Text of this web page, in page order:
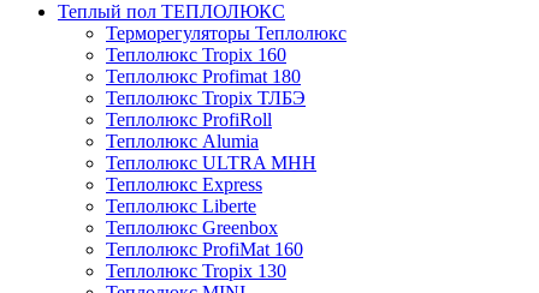
Теплый пол ТЕПЛОЛЮКС
Терморегуляторы Теплолюкс
Теплолюкс Tropix 160
Теплолюкс Profimat 180
Теплолюкс Tropix ТЛБЭ
Теплолюкс ProfiRoll
Теплолюкс Alumia
Теплолюкс ULTRA МНН
Теплолюкс Express
Теплолюкс Liberte
Теплолюкс Greenbox
Теплолюкс ProfiMat 160
Теплолюкс Tropix 130